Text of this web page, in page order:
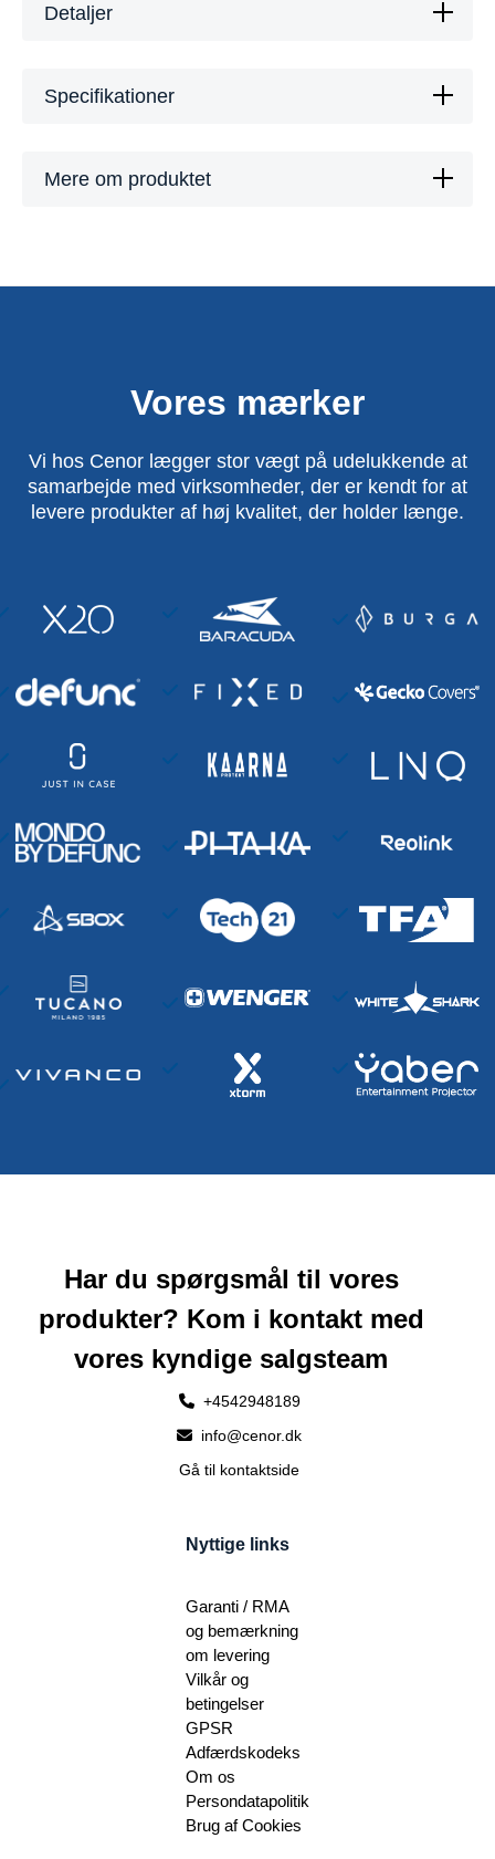
Detaljer
Specifikationer
Mere om produktet
Vores mærker
Vi hos Cenor lægger stor vægt på udelukkende at
samarbejde med virksomheder, der er kendt for at
levere produkter af høj kvalitet, der holder længe.
Har du spørgsmål til vores
produkter? Kom i kontakt med
vores kyndige salgsteam
+4542948189
info@cenor.dk
Gå til kontaktside
Nyttige links
Garanti / RMA
og bemærkning
om levering
Vilkår og
betingelser
GPSR
Adfærdskodeks
Om os
Persondatapolitik
Brug af Cookies